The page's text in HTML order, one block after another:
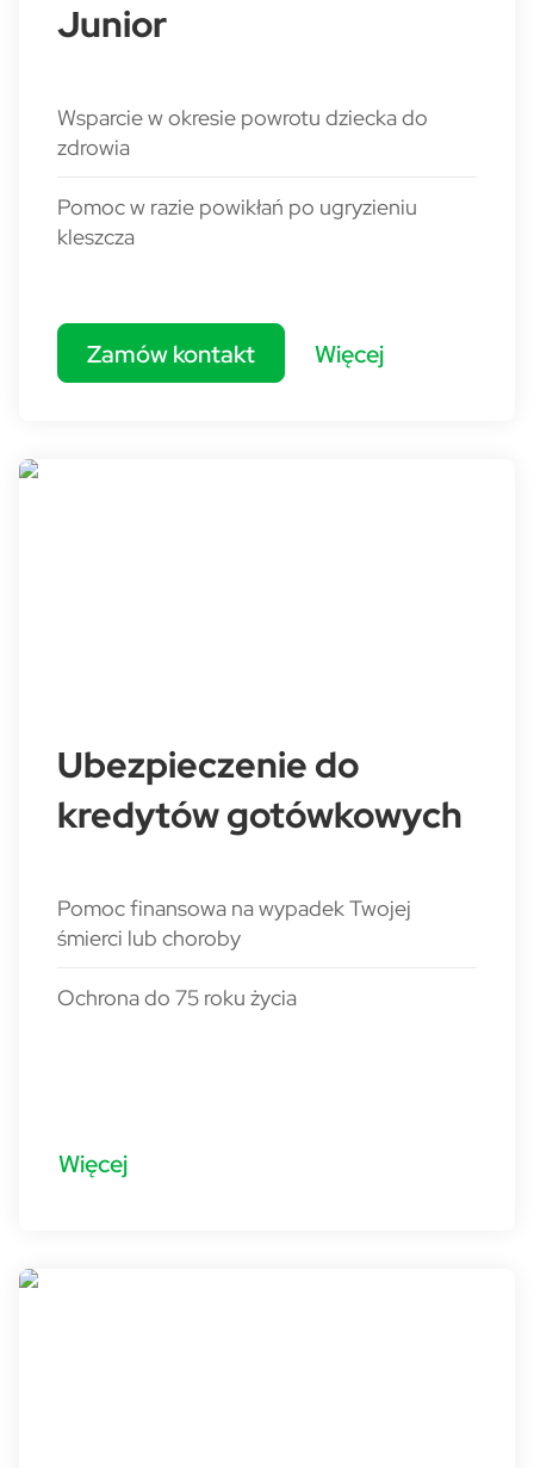
Junior
Wsparcie w okresie powrotu dziecka do
zdrowia
Pomoc w razie powikłań po ugryzieniu
kleszcza
Zamów kontakt Więcej
Ubezpieczenie do
kredytów gotówkowych
Pomoc finansowa na wypadek Twojej
śmierci lub choroby
Ochrona do 75 roku życia
Więcej